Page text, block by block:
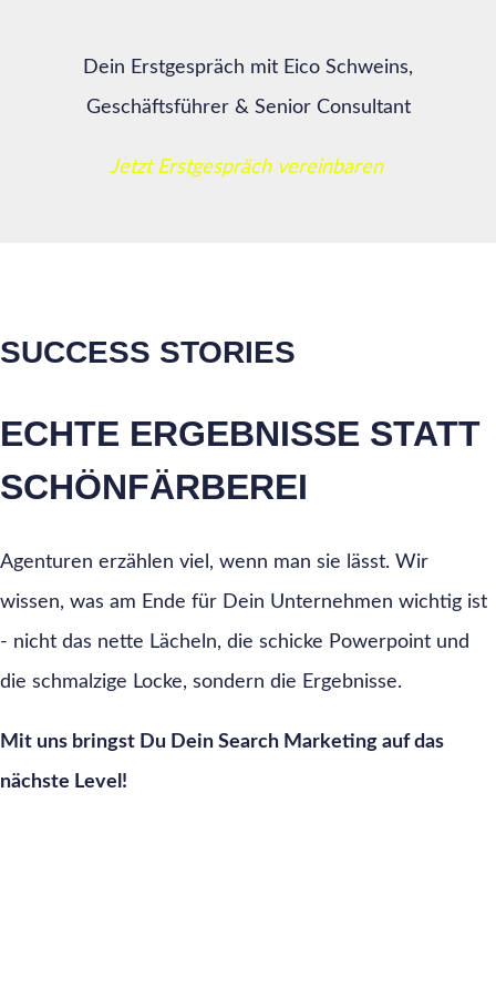
Dein Erstgespräch mit Eico Schweins,
Geschäftsführer & Senior Consultant
Jetzt Erstgespräch vereinbaren
SUCCESS STORIES
ECHTE ERGEBNISSE STATT
SCHÖNFÄRBEREI
Agenturen erzählen viel, wenn man sie lässt. Wir
wissen, was am Ende für Dein Unternehmen wichtig ist
- nicht das nette Lächeln, die schicke Powerpoint und
die schmalzige Locke, sondern die Ergebnisse.
Mit uns bringst Du Dein Search Marketing auf das
nächste Level!